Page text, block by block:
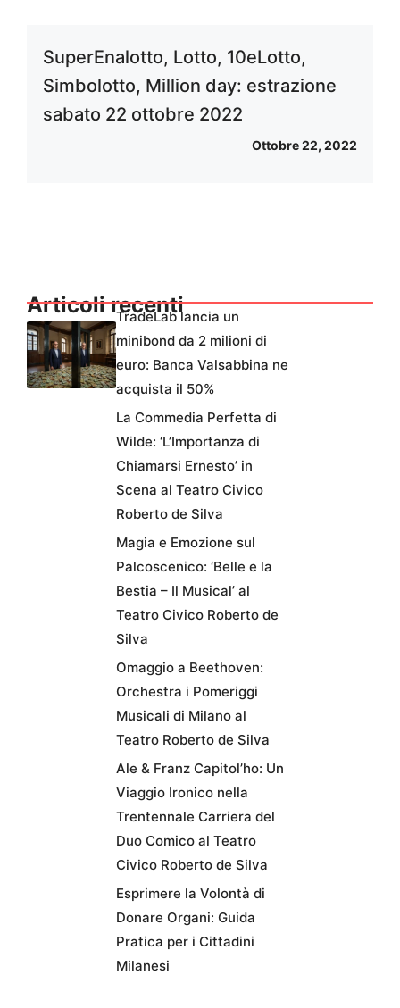
SuperEnalotto, Lotto, 10eLotto,
Simbolotto, Million day: estrazione
sabato 22 ottobre 2022
Ottobre 22, 2022
Articoli recenti
TradeLab lancia un
minibond da 2 milioni di
euro: Banca Valsabbina ne
acquista il 50%
La Commedia Perfetta di
Wilde: ‘L’Importanza di
Chiamarsi Ernesto’ in
Scena al Teatro Civico
Roberto de Silva
Magia e Emozione sul
Palcoscenico: ‘Belle e la
Bestia – Il Musical’ al
Teatro Civico Roberto de
Silva
Omaggio a Beethoven:
Orchestra i Pomeriggi
Musicali di Milano al
Teatro Roberto de Silva
Ale & Franz Capitol’ho: Un
Viaggio Ironico nella
Trentennale Carriera del
Duo Comico al Teatro
Civico Roberto de Silva
Esprimere la Volontà di
Donare Organi: Guida
Pratica per i Cittadini
Milanesi